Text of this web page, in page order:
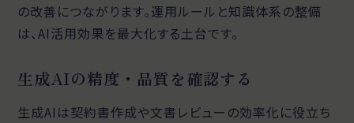
の改善につながります。運用ルールと知識体系の整備
は、AI活用効果を最大化する土台です。
生成AIの精度・品質を確認する
生成AIは契約書作成や文書レビューの効率化に役立ち